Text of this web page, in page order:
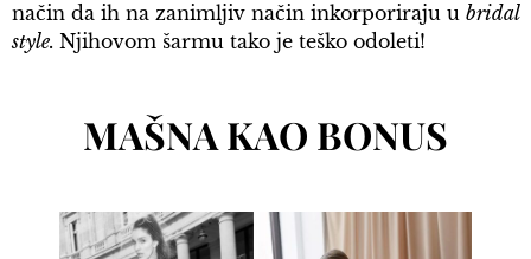
način da ih na zanimljiv način inkorporiraju u bridal
style. Njihovom šarmu tako je teško odoleti!
MAŠNA KAO BONUS